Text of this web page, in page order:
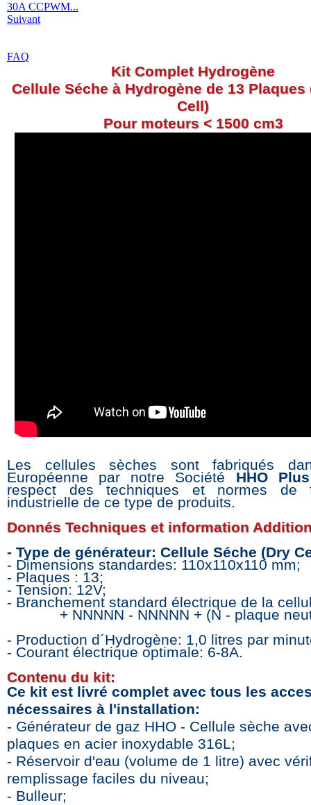
30A CCPWM...
Suivant
FAQ
Kit CompletHydrogène
Cellule Séche à Hydrogène de 13 Plaques
Cell)
Pour moteurs < 1500 cm3
Les cellules sèches sont fabriqués
Européenne par notre Société HHO Plus
respect des techniques et normes de
industrielle de ce type de produits.
Donnés Techniques et information
- Type de générateur: Cellule Séche (Dry
- Dimensions standardes: 110x110x110 mm;
- Plaques : 13;
- Tension: 12V;
- Branchement standard électrique de la
+ NNNNN - NNNNN + (N - plaque
- Production d´Hydrogène: 1,0 litres par
- Courant électrique optimale: 6-8A.
Contenu du kit:
Ce kit est livré complet avec tous les
nécessaires à l'installation:
- Générateur de gaz HHO - Cellule sèche
plaques en acier inoxydable 316L;
- Réservoir d'eau (volume de 1 litre) avec
remplissage faciles du niveau;
- Bulleur;